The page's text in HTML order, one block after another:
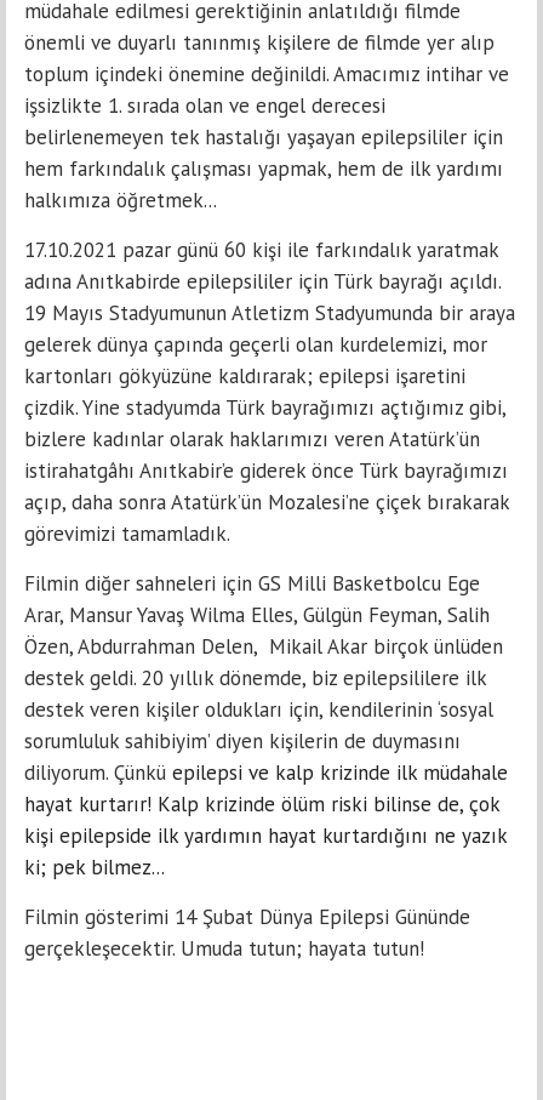
müdahale edilmesi gerektiğinin anlatıldığı filmde
önemli ve duyarlı tanınmış kişilere de filmde yer alıp
toplum içindeki önemine değinildi. Amacımız intihar ve
işsizlikte 1. sırada olan ve engel derecesi
belirlenemeyen tek hastalığı yaşayan epilepsililer için
hem farkındalık çalışması yapmak, hem de ilk yardımı
halkımıza öğretmek...
17.10.2021 pazar günü 60 kişi ile farkındalık yaratmak
adına Anıtkabirde epilepsililer için Türk bayrağı açıldı.
19 Mayıs Stadyumunun Atletizm Stadyumunda bir araya
gelerek dünya çapında geçerli olan kurdelemizi, mor
kartonları gökyüzüne kaldırarak; epilepsi işaretini
çizdik. Yine stadyumda Türk bayrağımızı açtığımız gibi,
bizlere kadınlar olarak haklarımızı veren Atatürk’ün
istirahatgâhı Anıtkabir’e giderek önce Türk bayrağımızı
açıp, daha sonra Atatürk’ün Mozalesi’ne çiçek bırakarak
görevimizi tamamladık.
Filmin diğer sahneleri için GS Milli Basketbolcu Ege
Arar, Mansur Yavaş Wilma Elles, Gülgün Feyman, Salih
Özen, Abdurrahman Delen, Mikail Akar birçok ünlüden
destek geldi. 20 yıllık dönemde, biz epilepsililere ilk
destek veren kişiler oldukları için, kendilerinin ‘sosyal
sorumluluk sahibiyim’ diyen kişilerin de duymasını
diliyorum. Çünkü epilepsi ve kalp krizinde ilk müdahale
hayat kurtarır! Kalp krizinde ölüm riski bilinse de, çok
kişi epilepside ilk yardımın hayat kurtardığını ne yazık
ki; pek bilmez...
Filmin gösterimi 14 Şubat Dünya Epilepsi Gününde
gerçekleşecektir. Umuda tutun; hayata tutun!